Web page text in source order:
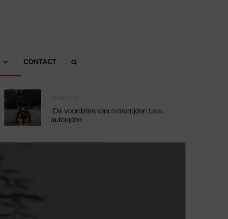
CONTACT
De voordelen van motorrijden t.o.v.
autorijden